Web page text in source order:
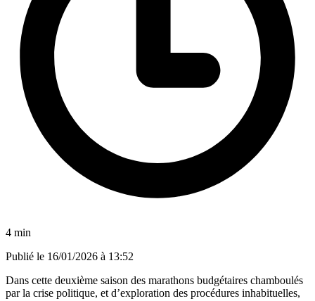
4 min
Publié le 16/01/2026 à 13:52
Dans cette deuxième saison des marathons budgétaires chamboulés
par la crise politique, et d’exploration des procédures inhabituelles,